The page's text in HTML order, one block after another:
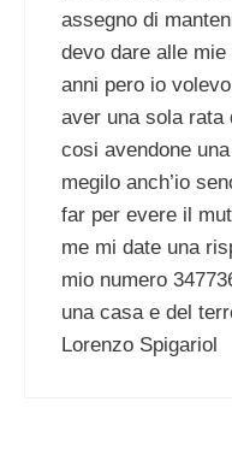
assegno di
devo dare alle
anni pero io
aver una sola rata
cosi avendone
megilo anch’io
far per evere il
me mi date una
mio numero
una casa e del
Lorenzo Spigariol